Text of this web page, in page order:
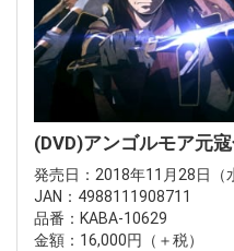
(DVD)アンゴルモア元
発売日：2018年11月28日（
JAN：4988111908711
品番：KABA-10629
金額：16,000円（＋税）